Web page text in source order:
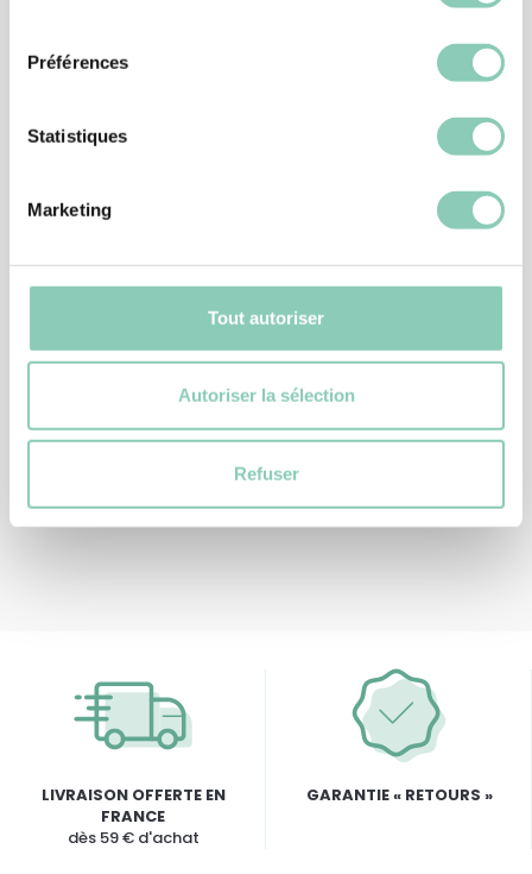
Préférences
Statistiques
Marketing
Tout autoriser
Autoriser la sélection
Refuser
GANT DE JARDIN
GANT PLANTATION
LIVRAISON OFFERTE EN
FRANCE
dès 59 € d'achat
GARANTIE « RETOURS »